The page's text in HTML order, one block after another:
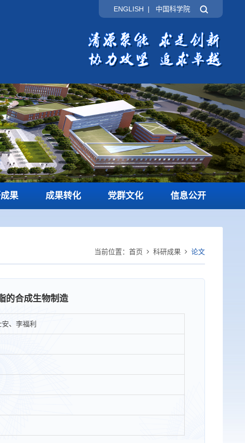
ENGLISH | 中国科学院
果 成果转化 党群文化 信息公开
当前位置： 首页 科研成果 论文
的合成生物制造
、李福利